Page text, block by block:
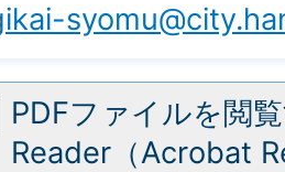
PDFファイルを閲
Reader（Acrobat